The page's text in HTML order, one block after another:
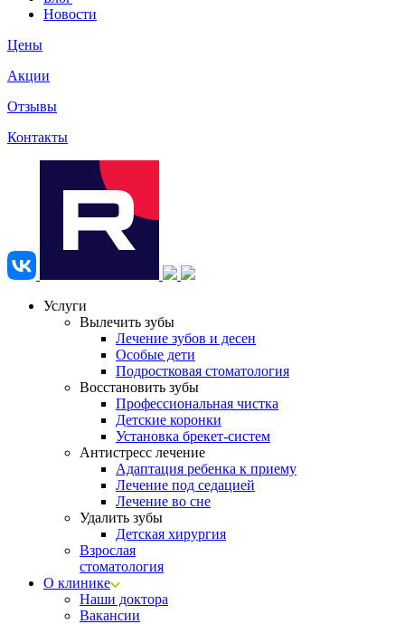
Новости
Цены
Акции
Отзывы
Контакты
Услуги
Вылечить зубы
Лечение зубов и десен
Особые дети
Подростковая стоматология
Восстановить зубы
Профессиональная чистка
Детские коронки
Установка брекет-систем
Антистресс лечение
Адаптация ребенка к приему
Лечение под седацией
Лечение во сне
Удалить зубы
Детская хирургия
Взрослая
стоматология
О клинике
Наши доктора
Вакансии